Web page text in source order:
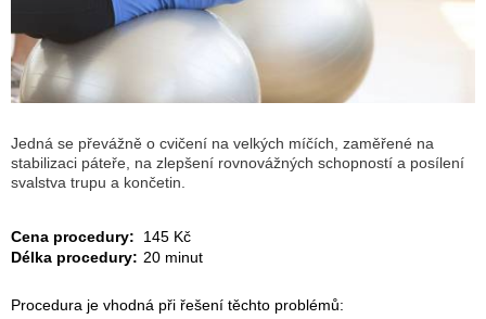
Jedná se převážně o cvičení na velkých míčích, zaměřené na
stabilizaci páteře, na zlepšení rovnovážných schopností a posílení
svalstva trupu a končetin.
Cena procedury:
145 Kč
Délka procedury: 20 minut
Procedura je vhodná při řešení těchto problémů: